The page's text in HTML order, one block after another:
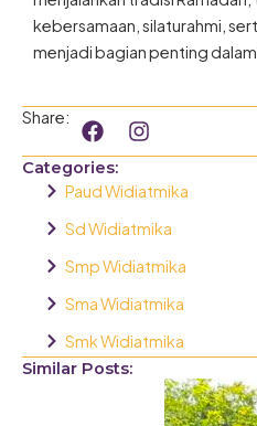
kebersamaan, silaturahmi,
menjadi bagian penting
Share:
F
a
c
e
b
o
k
I
n
s
t
a
g
a
m
Categories:
Paud Widiatmika
Sd Widiatmika
Smp Widiatmika
Sma Widiatmika
Smk Widiatmika
Similar Posts: